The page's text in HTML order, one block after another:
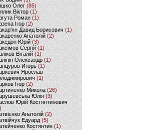
Олег (85)
Віктор(1)
Роман(1)
Ігор (2)
Давид Борисович(1)
Анатолій (2)
Юрій(3)
Сергій (1)
Віталій (1)
Олександр (1)
Игорь (1)
Ярослав
(1)
Ігор (2)
Микола (26)
Юлія (3)
Юрій Костянтинович
Анатолій (2)
Едуард(5)
Костянтин (1)